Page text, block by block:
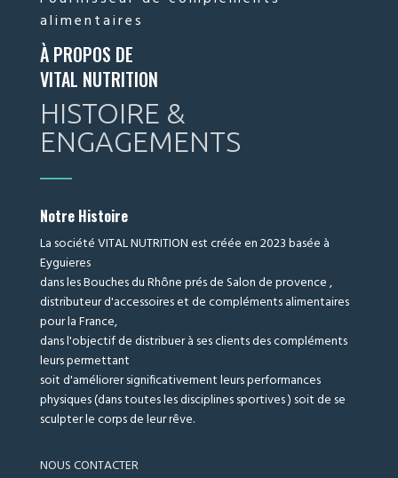
alimentaires
À PROPOS DE
VITAL NUTRITION
HISTOIRE &
ENGAGEMENTS
Notre Histoire
La société VITAL NUTRITION est créée en 2023 basée à
Eyguieres
dans les Bouches du Rhône prés de Salon de provence ,
distributeur d'accessoires et de compléments alimentaires
pour la France,
dans l'objectif de distribuer à ses clients des compléments
leurs permettant
soit d'améliorer significativement leurs performances
physiques (dans toutes les disciplines sportives ) soit de se
sculpter le corps de leur rêve.
NOUS CONTACTER